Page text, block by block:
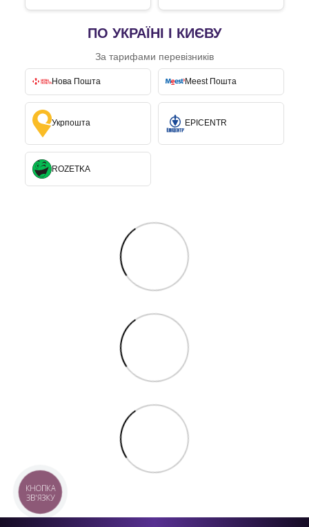
ПО УКРАЇНІ І КИЄВУ
За тарифами перевізників
Нова Пошта Meest Пошта
Укрпошта EPICENTR
ROZETKA
КНОПКА
ЗВ'ЯЗКУ